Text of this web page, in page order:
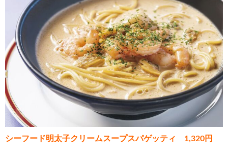
シーフード明太子クリームスープスパゲッティ 1,320円